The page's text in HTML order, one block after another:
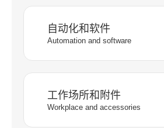
自动化和软件
Automation and software
工作场所和附件
Workplace and accessories